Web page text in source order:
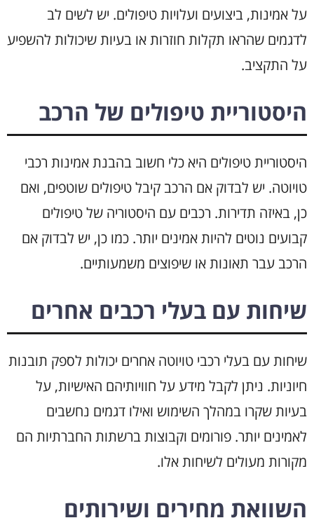
על אמינות, ביצועים ועלויות טיפולים. יש לשים לב
לדגמים שהראו תקלות חוזרות או בעיות שיכולות להשפיע
על התקציב.
היסטוריית טיפולים של הרכב
היסטוריית טיפולים היא כלי חשוב בהבנת אמינות רכבי
טויוטה. יש לבדוק אם הרכב קיבל טיפולים שוטפים, ואם
כן, באיזה תדירות. רכבים עם היסטוריה של טיפולים
קבועים נוטים להיות אמינים יותר. כמו כן, יש לבדוק אם
הרכב עבר תאונות או שיפוצים משמעותיים.
שיחות עם בעלי רכבים אחרים
שיחות עם בעלי רכבי טויוטה אחרים יכולות לספק תובנות
חיוניות. ניתן לקבל מידע על חוויותיהם האישיות, על
בעיות שקרו במהלך השימוש ואילו דגמים נחשבים
לאמינים יותר. פורומים וקבוצות ברשתות החברתיות הם
מקורות מעולים לשיחות אלו.
השוואת מחירים ושירותים